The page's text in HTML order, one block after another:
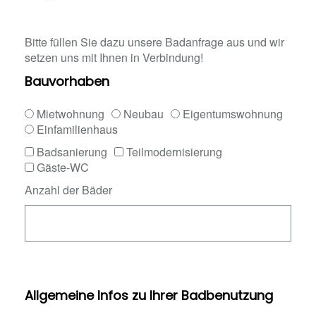
Bitte füllen Sie dazu unsere Badanfrage aus und wir
setzen uns mit Ihnen in Verbindung!
Bauvorhaben
Mietwohnung Neubau
Eigentumswohnung
Einfamilienhaus
Badsanierung
Teilmodernisierung
Gäste-WC
Anzahl der Bäder
Allgemeine Infos zu Ihrer Badbenutzung